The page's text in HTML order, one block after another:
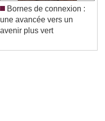
Bornes de connexion :
une avancée vers un